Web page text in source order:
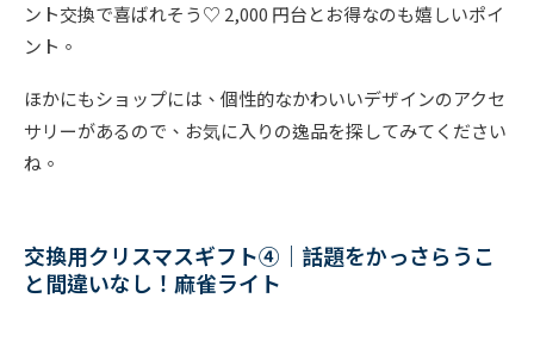
ント交換で喜ばれそう♡ 2,000 円台とお得なのも嬉しいポイ
ント。
ほかにもショップには、個性的なかわいいデザインのアクセ
サリーがあるので、お気に入りの逸品を探してみてください
ね。
交換用クリスマスギフト④｜話題をかっさらうこ
と間違いなし！麻雀ライト